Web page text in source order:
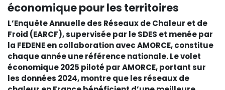
économique pour les territoires
L’Enquête Annuelle des Réseaux de Chaleur et de
Froid (EARCF), supervisée par le SDES et menée par
la FEDENE en collaboration avec AMORCE, constitue
chaque année une référence nationale. Le volet
économique 2025 piloté par AMORCE, portant sur
les données 2024, montre que les réseaux de